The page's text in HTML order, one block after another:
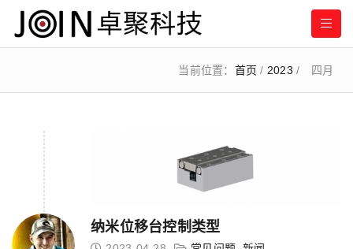
当前位置： 首页 / 2023 / 四月
纳米位移台控制类型